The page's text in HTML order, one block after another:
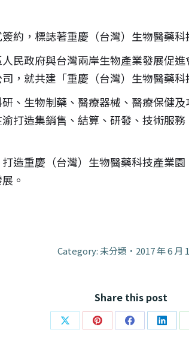
約，標誌著重慶（台灣）生物醫藥
民政府與台灣兩岸生物產業發展
，就共建「重慶（台灣）生物醫藥
、生物制藥、醫療器械、醫療保健
打造集銷售、結算、研發、技術服
造重慶（台灣）生物醫藥科技產業
。
Category: 未分類 2017 年 6 月
Share this post
Share Share Share Share